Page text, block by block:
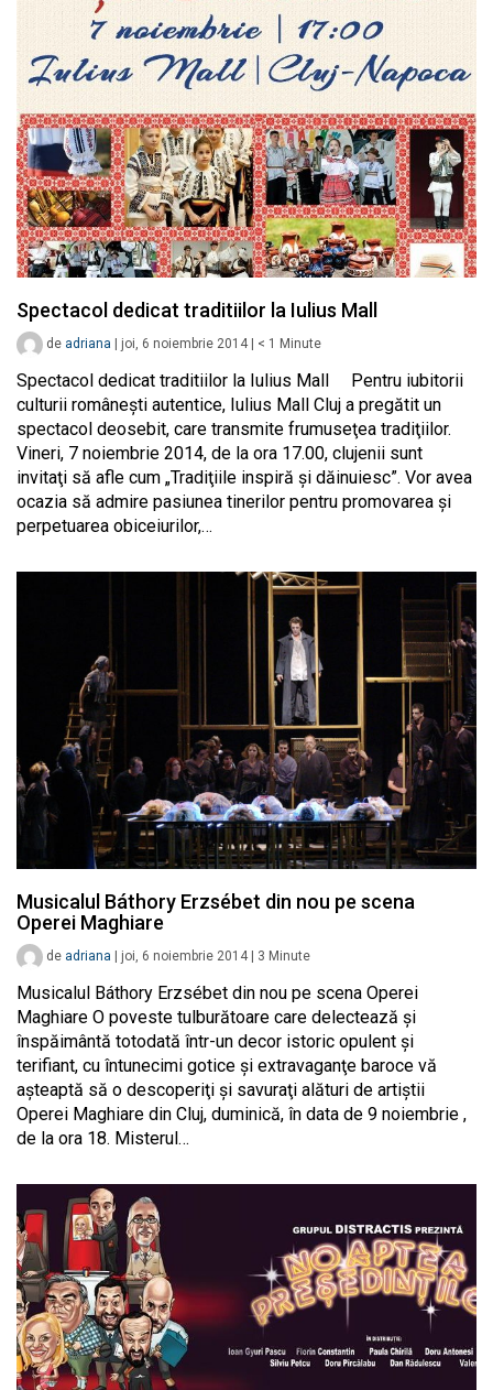
Spectacol dedicat traditiilor la Iulius Mall
de adriana joi, 6 noiembrie 2014 < 1 Minute
Spectacol dedicat traditiilor la Iulius Mall Pentru iubitorii
culturii româneşti autentice, Iulius Mall Cluj a pregătit un
spectacol deosebit, care transmite frumuseţea tradiţiilor.
Vineri, 7 noiembrie 2014, de la ora 17.00, clujenii sunt
invitaţi să afle cum „Tradiţiile inspiră şi dăinuiesc”. Vor avea
ocazia să admire pasiunea tinerilor pentru promovarea şi
perpetuarea obiceiurilor,…
Musicalul Báthory Erzsébet din nou pe scena
Operei Maghiare
de adriana joi, 6 noiembrie 2014 3 Minute
Musicalul Báthory Erzsébet din nou pe scena Operei
Maghiare O poveste tulburătoare care delectează şi
înspăimântă totodată într-un decor istoric opulent şi
terifiant, cu întunecimi gotice şi extravaganţe baroce vă
aşteaptă să o descoperiţi şi savuraţi alături de artiştii
Operei Maghiare din Cluj, duminică, în data de 9 noiembrie ,
de la ora 18. Misterul…